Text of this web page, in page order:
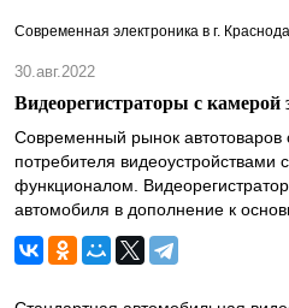
Современная электроника в г.
30.авг.2022
Видеорегистраторы с камерой
Современный рынок автотоваров
потребителя
функционалом.
автомобиля в дополнение к
неоспоримые преимущества и
разрешении конфликтных